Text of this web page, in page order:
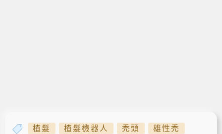
植髮 植髮機器人 禿頭 雄性禿